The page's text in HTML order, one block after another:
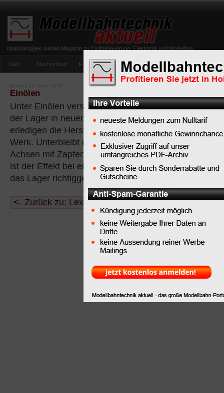
Start Nachrichten Tipps Newsletter Archiv Magazin
umfrage-viessmann-multiprotokoll-lichtdecoder
Montag 10. März 2008
Einölen
Unter Einölen versteht man das erste Ölen
der Lager in neuen Fahrzeugen, denn das
erledigen die Hersteller keineswegs ab
Werk. Unterbleibt das Einölen, reagieren
Achsen mit Zapfenlager darauf mit hässlichem
ist der Effekt bei einer Spitzenlagerung, denn die
das Lager richtiggehend einschmelzen.
<- Zurück zu: Lexikon